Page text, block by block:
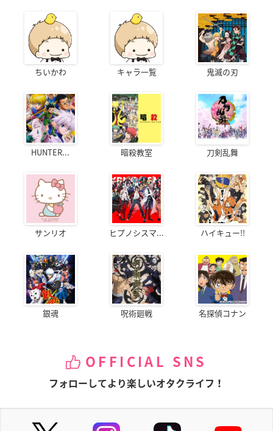
ちいかわ キャラ一覧 鬼滅の刃
HUNTER... 暗殺教室 刀剣乱舞
サンリオ ヒプノシスマ... ハイキュー!!
銀魂 呪術廻戦 名探偵コナン
OFFICIAL SNS
フォローしてより楽しいオタクライフ！